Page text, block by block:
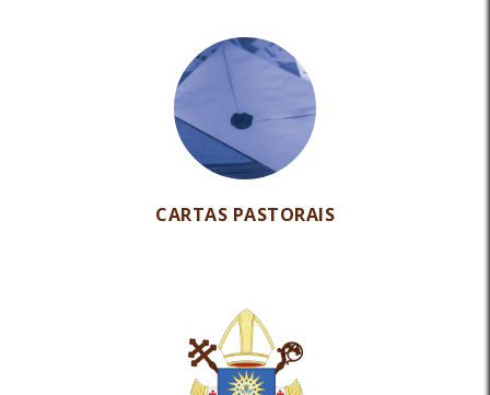
CARTAS PASTORAIS